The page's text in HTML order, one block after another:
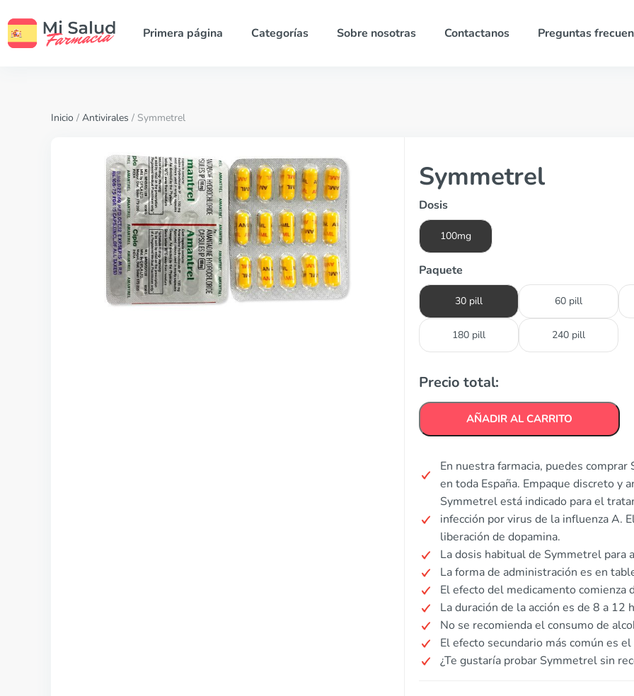
Primera página Categorías Sobre nosotras Contactanos Preguntas
Inicio / Antivirales / Symmetrel
Symmetrel
Dosis
100mg
Paquete
30 pill 60 pill
180 pill 240 pill
Precio total:
AÑADIR AL CARRITO
En nuestra farmacia, puedes
en toda España. Empaque discreto y
Symmetrel está indicado para el
infección por virus de la influenza A.
liberación de dopamina.
La dosis habitual de Symmetrel para
La forma de administración es en
El efecto del medicamento comienza
La duración de la acción es de 8 a 12
No se recomienda el consumo de
El efecto secundario más común es el
¿Te gustaría probar Symmetrel sin